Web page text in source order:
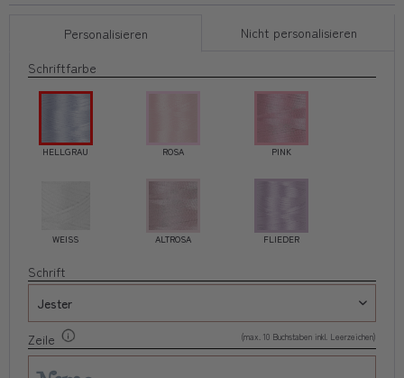
Personalisieren
Nicht personalisieren
Schriftfarbe
HELLGRAU ROSA PINK
WEISS ALTROSA FLIEDER
Schrift
Zeile (max. 10 Buchstaben inkl. Leerzeichen)